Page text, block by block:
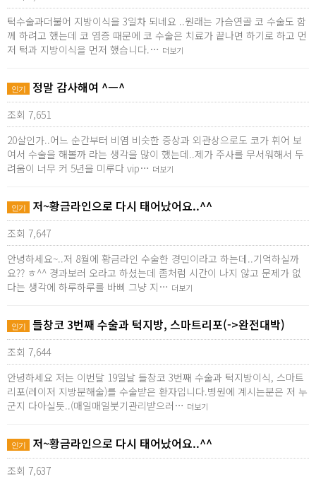
턱수술과더불어 지방이식을 3일차 되네요 ..원래는 가슴연골 코 수술도 함
께 하려고 했는데 코 염증 때문에 코 수술은 치료가 끝나면 하기로 하고 먼
저 턱과 지방이식을 먼저 했습니다.… 더보기
인기 정말 감사해여 ^ㅡ^
조회 7,651
20살인가..어느 순간부터 비염 비슷한 증상과 외관상으로도 코가 휘어 보
여서 수술을 해볼까 라는 생각을 많이 했는데..제가 주사를 무서워해서 두
려움이 너무 커 5년을 미루다 vip… 더보기
인기 저~황금라인으로 다시 태어났어요..^^
조회 7,647
안녕하세요~..저 8월에 황금라인 수술한 경민이라고 하는데..기억하실까
요?? ㅎ^^ 경과보러 오라고 하셨는데 좀처럼 시간이 나지 않고 문제가 없
다는 생각에 하루하루를 바삐 그냥 지… 더보기
인기 들창코 3번째 수술과 턱지방, 스마트리포(->완전대박)
조회 7,644
안녕하세요 저는 이번달 19일날 들창코 3번째 수술과 턱지방이식, 스마트
리포(레이저 지방분해술)를 수술받은 환자입니다.병원에 계시는분은 저 누
군지 다아실듯..(매일매일붓기관리받으러… 더보기
인기 저~황금라인으로 다시 태어났어요..^^
조회 7,637